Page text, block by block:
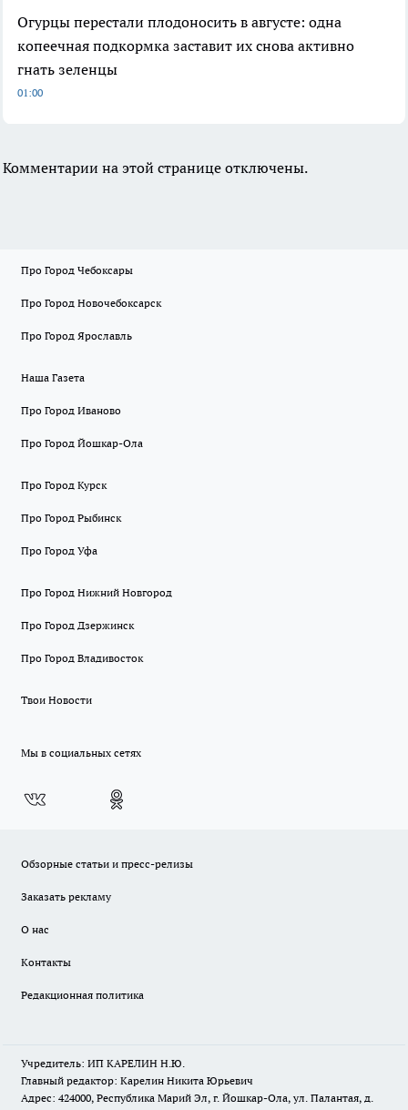
Огурцы перестали плодоносить в августе: одна
копеечная подкормка заставит их снова активно
гнать зеленцы
01:00
Комментарии на этой странице отключены.
Про Город Чебоксары
Про Город Новочебоксарск
Про Город Ярославль
Наша Газета
Про Город Иваново
Про Город Йошкар-Ола
Про Город Курск
Про Город Рыбинск
Про Город Уфа
Про Город Нижний Новгород
Про Город Дзержинск
Про Город Владивосток
Твои Новости
Мы в социальных сетях
Обзорные статьи и пресс-релизы
Заказать рекламу
О нас
Контакты
Редакционная политика
Учредитель: ИП КАРЕЛИН Н.Ю.
Главный редактор: Карелин Никита Юрьевич
Адрес: 424000, Республика Марий Эл, г. Йошкар-Ола, ул. Палантая, д.